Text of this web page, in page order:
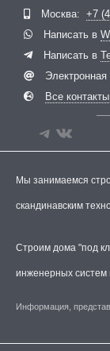
Москва: +7
Написать в
Написать в
Электронная
Все контакты
Мы занимаемся
скандинавским
Строим дома "под
инженерных систем
Информация,